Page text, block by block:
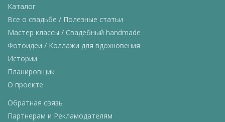
Каталог
Все о свадьбе / Полезные статьи
Мастер классы / Свадебный handmade
Фотоидеи / Коллажи для вдохновения
Истории
Планировщик
О проекте
Обратная связь
Партнерам и Рекламодателям